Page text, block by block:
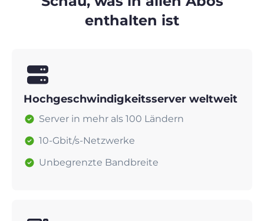
enthalten ist
Hochgeschwindigkeitsserver weltweit
Server in mehr als 100 Ländern
10-Gbit/s-Netzwerke
Unbegrenzte Bandbreite